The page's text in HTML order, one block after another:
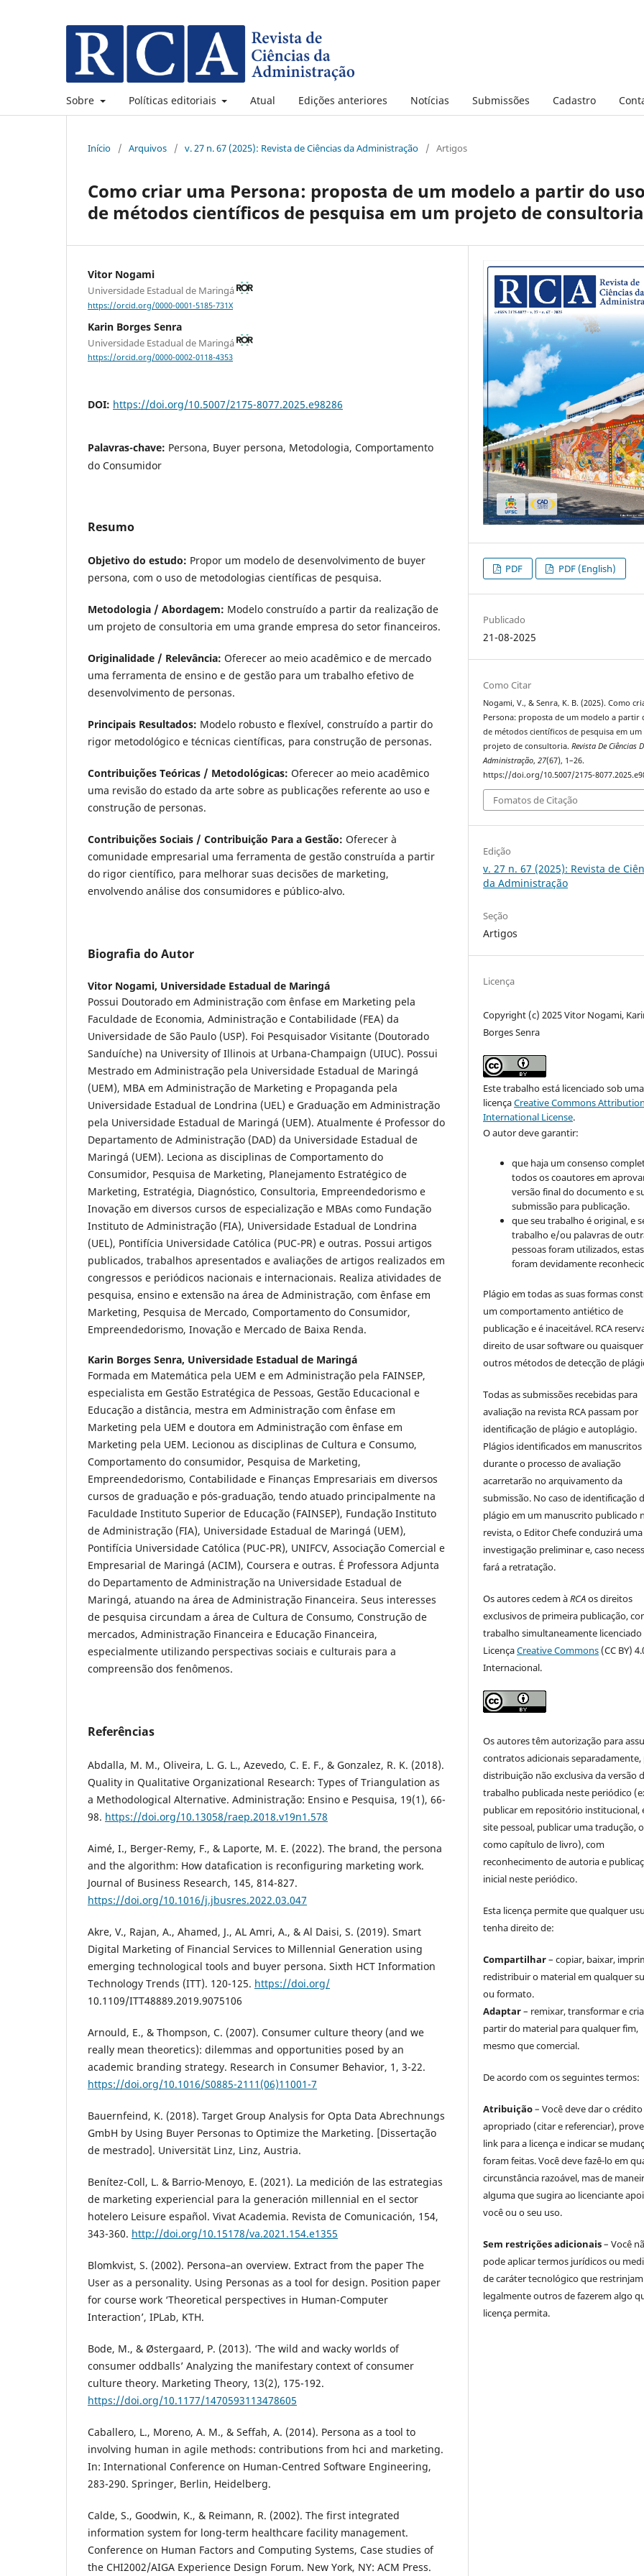
Sobre Políticas editoriais Atual Edições anteriores Notícias Submissões Cadastro
Início / Arquivos / v. 27 n. 67 (2025): Revista de Ciências da Administração / Artigos
Como criar uma Persona: proposta de um modelo a partir do uso
de métodos científicos de pesquisa em um projeto de consultoria
Vitor Nogami
Universidade Estadual de Maringá
https://orcid.org/0000-0001-5185-731X
Karin Borges Senra
Universidade Estadual de Maringá
https://orcid.org/0000-0002-0118-4353
DOI: https://doi.org/10.5007/2175-8077.2025.e98286
Palavras-chave: Persona, Buyer persona, Metodologia, Comportamento
do Consumidor
Resumo
Objetivo do estudo: Propor um modelo de desenvolvimento de buyer
persona, com o uso de metodologias científicas de pesquisa.
Metodologia / Abordagem: Modelo construído a partir da realização de
um projeto de consultoria em uma grande empresa do setor financeiros.
Originalidade / Relevância: Oferecer ao meio acadêmico e de mercado
uma ferramenta de ensino e de gestão para um trabalho efetivo de
desenvolvimento de personas.
Principais Resultados: Modelo robusto e flexível, construído a partir do
rigor metodológico e técnicas científicas, para construção de personas.
Contribuições Teóricas / Metodológicas: Oferecer ao meio acadêmico
uma revisão do estado da arte sobre as publicações referente ao uso e
construção de personas.
Contribuições Sociais / Contribuição Para a Gestão: Oferecer à
comunidade empresarial uma ferramenta de gestão construída a partir
do rigor científico, para melhorar suas decisões de marketing,
envolvendo análise dos consumidores e público-alvo.
Biografia do Autor
Vitor Nogami, Universidade Estadual de Maringá
Possui Doutorado em Administração com ênfase em Marketing pela
Faculdade de Economia, Administração e Contabilidade (FEA) da
Universidade de São Paulo (USP). Foi Pesquisador Visitante (Doutorado
Sanduíche) na University of Illinois at Urbana-Champaign (UIUC). Possui
Mestrado em Administração pela Universidade Estadual de Maringá
(UEM), MBA em Administração de Marketing e Propaganda pela
Universidade Estadual de Londrina (UEL) e Graduação em Administração
pela Universidade Estadual de Maringá (UEM). Atualmente é Professor do
Departamento de Administração (DAD) da Universidade Estadual de
Maringá (UEM). Leciona as disciplinas de Comportamento do
Consumidor, Pesquisa de Marketing, Planejamento Estratégico de
Marketing, Estratégia, Diagnóstico, Consultoria, Empreendedorismo e
Inovação em diversos cursos de especialização e MBAs como Fundação
Instituto de Administração (FIA), Universidade Estadual de Londrina
(UEL), Pontifícia Universidade Católica (PUC-PR) e outras. Possui artigos
publicados, trabalhos apresentados e avaliações de artigos realizados em
congressos e periódicos nacionais e internacionais. Realiza atividades de
pesquisa, ensino e extensão na área de Administração, com ênfase em
Marketing, Pesquisa de Mercado, Comportamento do Consumidor,
Empreendedorismo, Inovação e Mercado de Baixa Renda.
Karin Borges Senra, Universidade Estadual de Maringá
Formada em Matemática pela UEM e em Administração pela FAINSEP,
especialista em Gestão Estratégica de Pessoas, Gestão Educacional e
Educação a distância, mestra em Administração com ênfase em
Marketing pela UEM e doutora em Administração com ênfase em
Marketing pela UEM. Lecionou as disciplinas de Cultura e Consumo,
Comportamento do consumidor, Pesquisa de Marketing,
Empreendedorismo, Contabilidade e Finanças Empresariais em diversos
cursos de graduação e pós-graduação, tendo atuado principalmente na
Faculdade Instituto Superior de Educação (FAINSEP), Fundação Instituto
de Administração (FIA), Universidade Estadual de Maringá (UEM),
Pontifícia Universidade Católica (PUC-PR), UNIFCV, Associação Comercial e
Empresarial de Maringá (ACIM), Coursera e outras. É Professora Adjunta
do Departamento de Administração na Universidade Estadual de
Maringá, atuando na área de Administração Financeira. Seus interesses
de pesquisa circundam a área de Cultura de Consumo, Construção de
mercados, Administração Financeira e Educação Financeira,
especialmente utilizando perspectivas sociais e culturais para a
compreensão dos fenômenos.
Referências
Abdalla, M. M., Oliveira, L. G. L., Azevedo, C. E. F., & Gonzalez, R. K. (2018).
Quality in Qualitative Organizational Research: Types of Triangulation as
a Methodological Alternative. Administração: Ensino e Pesquisa, 19(1), 66-
98. https://doi.org/10.13058/raep.2018.v19n1.578
Aimé, I., Berger-Remy, F., & Laporte, M. E. (2022). The brand, the persona
and the algorithm: How datafication is reconfiguring marketing work.
Journal of Business Research, 145, 814-827.
https://doi.org/10.1016/j.jbusres.2022.03.047
Akre, V., Rajan, A., Ahamed, J., AL Amri, A., & Al Daisi, S. (2019). Smart
Digital Marketing of Financial Services to Millennial Generation using
emerging technological tools and buyer persona. Sixth HCT Information
Technology Trends (ITT). 120-125. https://doi.org/
10.1109/ITT48889.2019.9075106
Arnould, E., & Thompson, C. (2007). Consumer culture theory (and we
really mean theoretics): dilemmas and opportunities posed by an
academic branding strategy. Research in Consumer Behavior, 1, 3-22.
https://doi.org/10.1016/S0885-2111(06)11001-7
Bauernfeind, K. (2018). Target Group Analysis for Opta Data Abrechnungs
GmbH by Using Buyer Personas to Optimize the Marketing. [Dissertação
de mestrado]. Universität Linz, Linz, Austria.
Benítez-Coll, L. & Barrio-Menoyo, E. (2021). La medición de las estrategias
de marketing experiencial para la generación millennial en el sector
hotelero Leisure español. Vivat Academia. Revista de Comunicación, 154,
343-360. http://doi.org/10.15178/va.2021.154.e1355
Blomkvist, S. (2002). Persona–an overview. Extract from the paper The
User as a personality. Using Personas as a tool for design. Position paper
for course work ‘Theoretical perspectives in Human-Computer
Interaction’, IPLab, KTH.
Bode, M., & Østergaard, P. (2013). ‘The wild and wacky worlds of
consumer oddballs’ Analyzing the manifestary context of consumer
culture theory. Marketing Theory, 13(2), 175-192.
https://doi.org/10.1177/1470593113478605
Caballero, L., Moreno, A. M., & Seffah, A. (2014). Persona as a tool to
involving human in agile methods: contributions from hci and marketing.
In: International Conference on Human-Centred Software Engineering,
283-290. Springer, Berlin, Heidelberg.
Calde, S., Goodwin, K., & Reimann, R. (2002). The first integrated
information system for long-term healthcare facility management.
Conference on Human Factors and Computing Systems, Case studies of
the CHI2002/AIGA Experience Design Forum. New York, NY: ACM Press.
PDF PDF (English)
Publicado
21-08-2025
Como Citar
Nogami, V., & Senra, K. B. (2025). Como
Persona: proposta de um modelo a partir
de métodos científicos de pesquisa em um
projeto de consultoria.Revista De Ciências
Administração,27(67), 1–26.
https://doi.org/10.5007/2175-
Fomatos de Citação
Edição
v. 27 n. 67 (2025): Revista de
da Administração
Seção
Artigos
Licença
Copyright (c) 2025 Vitor Nogami,
Borges Senra
Este trabalho está licenciado sob uma
licençaCreative Commons
International License.
O autor deve garantir:
que haja um consenso
todos os coautores em
versão final do documento e
submissão para publicação.
que seu trabalho é original, e
trabalho e/ou palavras de
pessoas foram utilizados, estas
foram devidamente
Plágio em todas as suas formas
um comportamento antiético de
publicação e é inaceitável. RCA
direito de usar software ou quaisquer
outros métodos de detecção de
Todas as submissões recebidas para
avaliação na revista RCA passam por
identificação de plágio e autoplágio.
Plágios identificados em manuscritos
durante o processo de avaliação
acarretarão no arquivamento da
submissão. No caso de identificação
plágio em um manuscrito publicado
revista, o Editor Chefe conduzirá uma
investigação preliminar e, caso
fará a retratação.
Os autores cedem àRCAos direitos
exclusivos de primeira publicação,
trabalho simultaneamente licenciado
LicençaCreative Commons (CC BY)
Internacional.
Os autores têm autorização para
contratos adicionais separadamente,
distribuição não exclusiva da versão
trabalho publicada neste periódico
publicar em repositório institucional,
site pessoal, publicar uma tradução,
como capítulo de livro), com
reconhecimento de autoria e
inicial neste periódico.
Esta licença permite que qualquer
tenha direito de:
Compartilhar– copiar, baixar,
redistribuir o material em qualquer
ou formato.
Adaptar– remixar, transformar e
partir do material para qualquer fim,
mesmo que comercial.
De acordo com os seguintes termos:
Atribuição– Você deve dar o crédito
apropriado (citar e referenciar),
link para a licença e indicar se
foram feitas. Você deve fazê-lo em
circunstância razoável, mas de
alguma que sugira ao licenciante
você ou o seu uso.
Sem restrições adicionais– Você
pode aplicar termos jurídicos ou
de caráter tecnológico que restrinjam
legalmente outros de fazerem algo
licença permita.